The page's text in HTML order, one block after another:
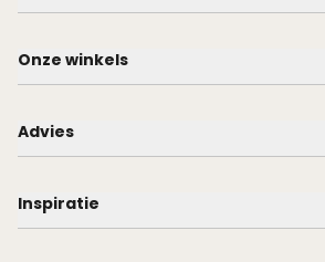
Onze winkels
Advies
Inspiratie